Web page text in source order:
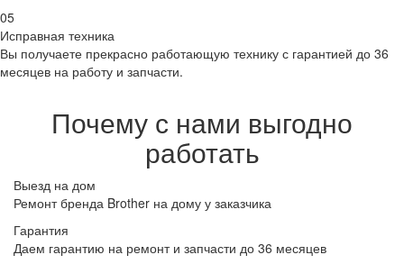
05
Исправная техника
Вы получаете прекрасно работающую технику с гарантией до 36
месяцев на работу и запчасти.
Почему с нами выгодно
работать
Выезд на дом
Ремонт бренда Brother на дому у заказчика
Гарантия
Даем гарантию на ремонт и запчасти до 36 месяцев